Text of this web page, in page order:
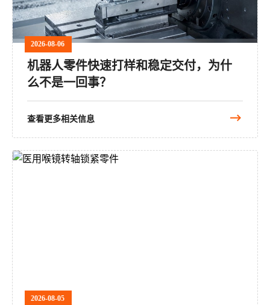
2026-08-06
机器人零件快速打样和稳定交付，为什
么不是一回事？
查看更多相关信息
2026-08-05